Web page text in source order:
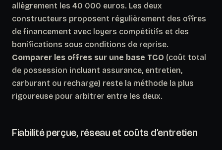
allègrement les 40 000 euros. Les deux
constructeurs proposent régulièrement des offres
de financement avec loyers compétitifs et des
bonifications sous conditions de reprise.
Comparer les offres sur une base TCO (coût total
de possession incluant assurance, entretien,
carburant ou recharge) reste la méthode la plus
rigoureuse pour arbitrer entre les deux.
Fiabilité perçue, réseau et coûts d’entretien